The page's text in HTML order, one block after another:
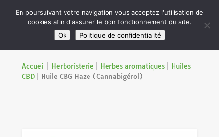

SITE RÉSERVÉ AUX ADULTES DE PLUS DE 18 ANS
Accueil Herboristerie Herbes aromatiques| Huiles
CBD| Huile CBG Haze (Cannabigérol)
En poursuivant votre navigation vous acceptez l'utilisation de
cookies afin d'assurer le bon fonctionnement du site.
Ok
Politique de confidentialité